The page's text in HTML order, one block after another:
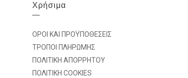
Χρήσιμα
ΟΡΟΙ ΚΑΙ ΠΡΟΫΠΟΘΕΣΕΙΣ
ΤΡΟΠΟΙ ΠΛΗΡΩΜΗΣ
ΠΟΛΙΤΙΚΗ ΑΠΟΡΡΗΤΟΥ
ΠΟΛΙΤΙΚΗ COOKIES